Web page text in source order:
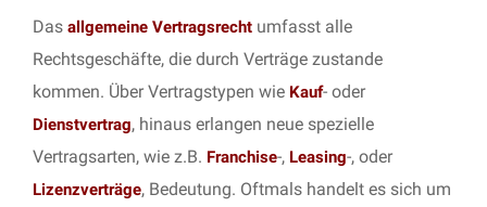
Das allgemeine Vertragsrecht umfasst alle
Rechtsgeschäfte, die durch Verträge zustande
kommen. Über Vertragstypen wie Kauf- oder
Dienstvertrag, hinaus erlangen neue spezielle
Vertragsarten, wie z.B. Franchise-, Leasing-, oder
Lizenzverträge, Bedeutung. Oftmals handelt es sich um